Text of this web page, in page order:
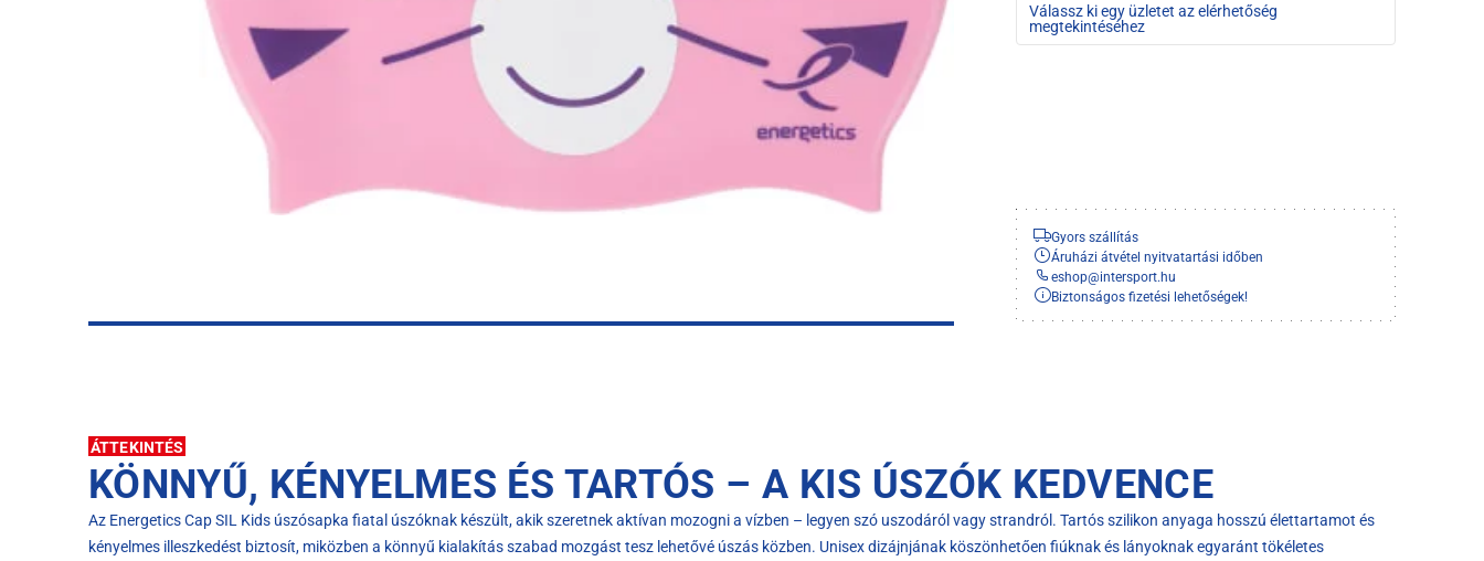
Válassz ki egy üzletet az elérhetőség
megtekintéséhez
Gyors szállítás
Áruházi átvétel nyitvatartási időben
eshop@intersport.hu
Biztonságos fizetési lehetőségek!
ÁTTEKINTÉS
KÖNNYŰ, KÉNYELMES ÉS TARTÓS – A KIS ÚSZÓK KEDVENCE
Az Energetics Cap SIL Kids úszósapka fiatal úszóknak készült, akik szeretnek aktívan mozogni a vízben – legyen szó uszodáról vagy strandról. Tartós szilikon anyaga hosszú élettartamot és
kényelmes illeszkedést biztosít, miközben a könnyű kialakítás szabad mozgást tesz lehetővé úszás közben. Unisex dizájnjának köszönhetően fiúknak és lányoknak egyaránt tökéletes